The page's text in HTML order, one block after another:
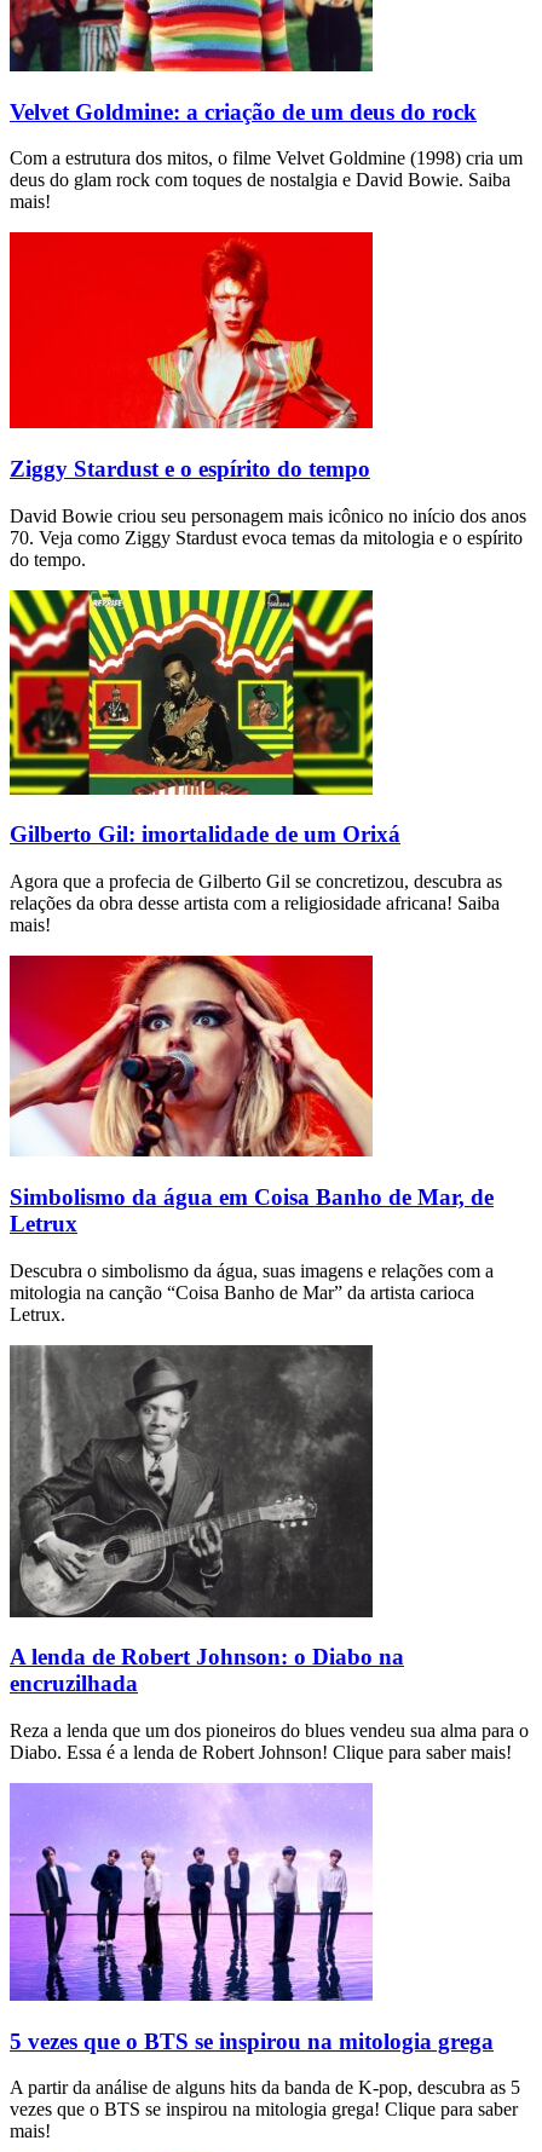
Velvet Goldmine: a criação de um deus do rock
Com a estrutura dos mitos, o filme Velvet Goldmine (1998) cria um
deus do glam rock com toques de nostalgia e David Bowie. Saiba
mais!
Ziggy Stardust e o espírito do tempo
David Bowie criou seu personagem mais icônico no início dos anos
70. Veja como Ziggy Stardust evoca temas da mitologia e o espírito
do tempo.
Gilberto Gil: imortalidade de um Orixá
Agora que a profecia de Gilberto Gil se concretizou, descubra as
relações da obra desse artista com a religiosidade africana! Saiba
mais!
Simbolismo da água em Coisa Banho de Mar, de
Letrux
Descubra o simbolismo da água, suas imagens e relações com a
mitologia na canção “Coisa Banho de Mar” da artista carioca
Letrux.
A lenda de Robert Johnson: o Diabo na
encruzilhada
Reza a lenda que um dos pioneiros do blues vendeu sua alma para o
Diabo. Essa é a lenda de Robert Johnson! Clique para saber mais!
5 vezes que o BTS se inspirou na mitologia grega
A partir da análise de alguns hits da banda de K-pop, descubra as 5
vezes que o BTS se inspirou na mitologia grega! Clique para saber
mais!